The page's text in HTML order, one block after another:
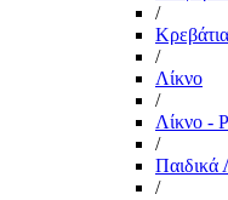
/
Κρεβάτια
/
Λίκνο
/
Λίκνο -
/
Παιδικά
/